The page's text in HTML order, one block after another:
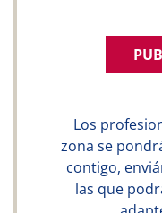
Los
zona se
contigo,
las que